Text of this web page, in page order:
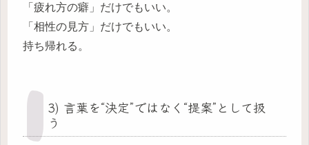
「疲れ方の癖」だけでもいい。
「相性の見方」だけでもいい。
持ち帰れる。
3) 言葉を“決定”ではなく“提案”として扱
う